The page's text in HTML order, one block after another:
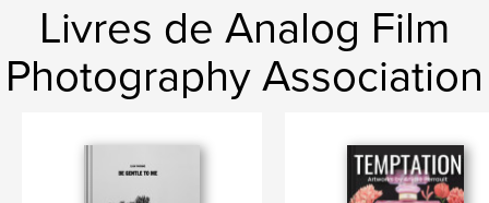
Livres de Analog Film
Photography Association